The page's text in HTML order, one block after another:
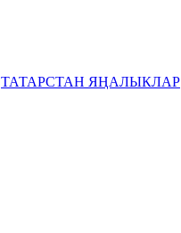
ТАТАРСТАН ЯҢАЛЫКЛАР